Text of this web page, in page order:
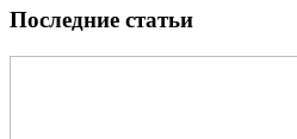
Последние статьи